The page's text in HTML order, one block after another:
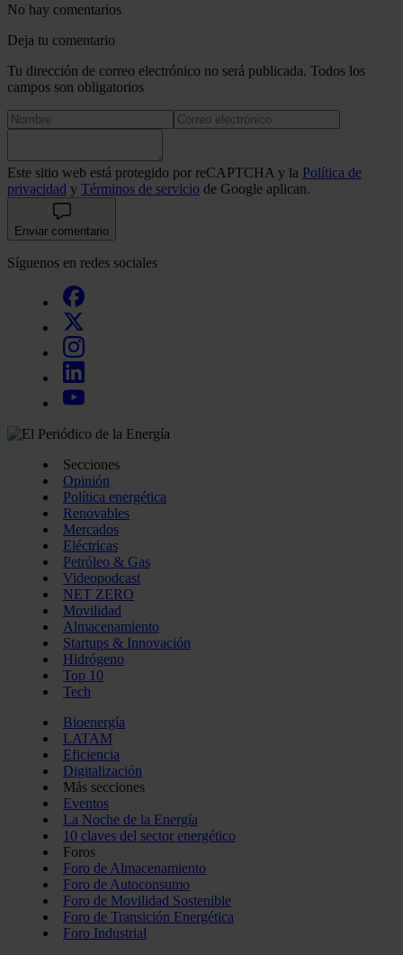
No hay comentarios
Deja tu comentario
Tu dirección de correo electrónico no será publicada. Todos los
campos son obligatorios
Este sitio web está protegido por reCAPTCHA y la Política de
privacidad y Términos de servicio de Google aplican.
Enviar comentario
Síguenos en redes sociales
Secciones
Opinión
Política energética
Renovables
Mercados
Eléctricas
Petróleo & Gas
Videopodcast
NET ZERO
Movilidad
Almacenamiento
Startups & Innovación
Hidrógeno
Top 10
Tech
Bioenergía
LATAM
Eficiencia
Digitalización
Más secciones
Eventos
La Noche de la Energía
10 claves del sector energético
Foros
Foro de Almacenamiento
Foro de Autoconsumo
Foro de Movilidad Sostenible
Foro de Transición Energética
Foro Industrial